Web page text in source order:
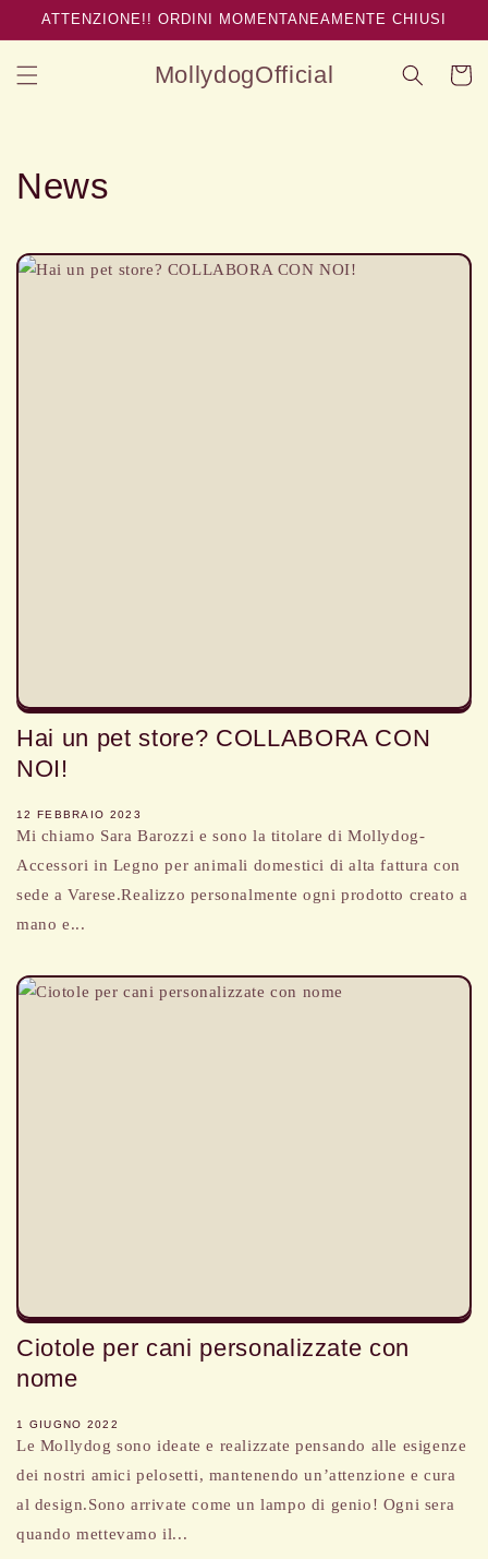
direttamente
ai contenuti
ATTENZIONE!! ORDINI MOMENTANEAMENTE CHIUSI
MollydogOfficial Carrello
News
Hai un pet store? COLLABORA CON
NOI!
12 FEBBRAIO 2023
Mi chiamo Sara Barozzi e sono la titolare di Mollydog-
Accessori in Legno per animali domestici di alta fattura con
sede a Varese.Realizzo personalmente ogni prodotto creato a
mano e...
Ciotole per cani personalizzate con
nome
1 GIUGNO 2022
Le Mollydog sono ideate e realizzate pensando alle esigenze
dei nostri amici pelosetti, mantenendo un’attenzione e cura
al design.Sono arrivate come un lampo di genio! Ogni sera
quando mettevamo il...